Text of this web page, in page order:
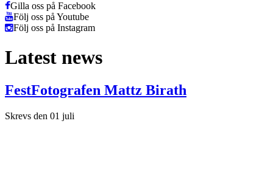
Gilla oss på Facebook
Följ oss på Youtube
Följ oss på Instagram
Latest news
FestFotografen Mattz Birath
Skrevs den 01 juli